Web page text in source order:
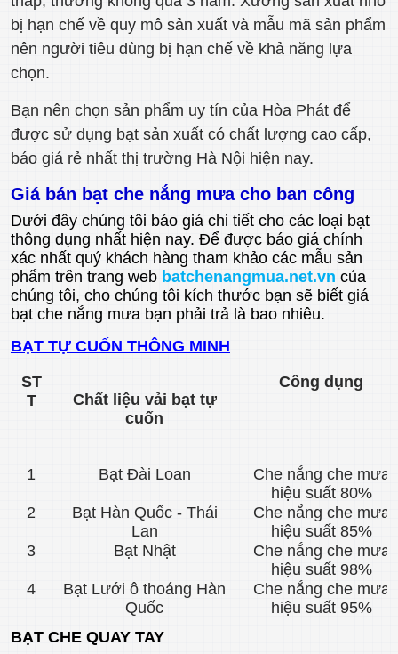
bị hạn chế về quy mô sản xuất và mẫu mã sản phẩm
nên người tiêu dùng bị hạn chế về khả năng lựa
chọn.
Bạn nên chọn sản phẩm uy tín của Hòa Phát để
được sử dụng bạt sản xuất có chất lượng cao cấp,
báo giá rẻ nhất thị trường Hà Nội hiện nay.
Giá bán bạt che nắng mưa cho ban công
Dưới đây chúng tôi báo giá chi tiết cho các loại bạt
thông dụng nhất hiện nay. Để được báo giá chính
xác nhất quý khách hàng tham khảo các mẫu sản
phẩm trên trang web batchenangmua.net.vn của
chúng tôi, cho chúng tôi kích thước bạn sẽ biết giá
bạt che nắng mưa bạn phải trả là bao nhiêu.
BẠT TỰ CUỐN THÔNG MINH
ST
T
Chất liệu vải bạt tự
cuốn
Công dụng
1 Bạt Đài Loan
Che nắng che mưa
hiệu suất 80%
2
Bạt Hàn Quốc - Thái
Lan
Che nắng che mưa
hiệu suất 85%
3
Bạt Nhật
Che nắng che mưa
hiệu suất 98%
4
Bạt Lưới ô thoáng Hàn
Quốc
Che nắng che mưa
hiệu suất 95%
BẠT CHE QUAY TAY